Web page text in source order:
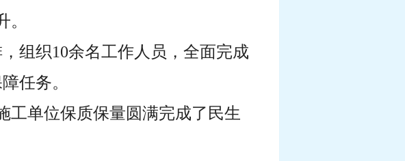
组织10余名工作人员，全面完成
任务。
工单位保质保量圆满完成了民生